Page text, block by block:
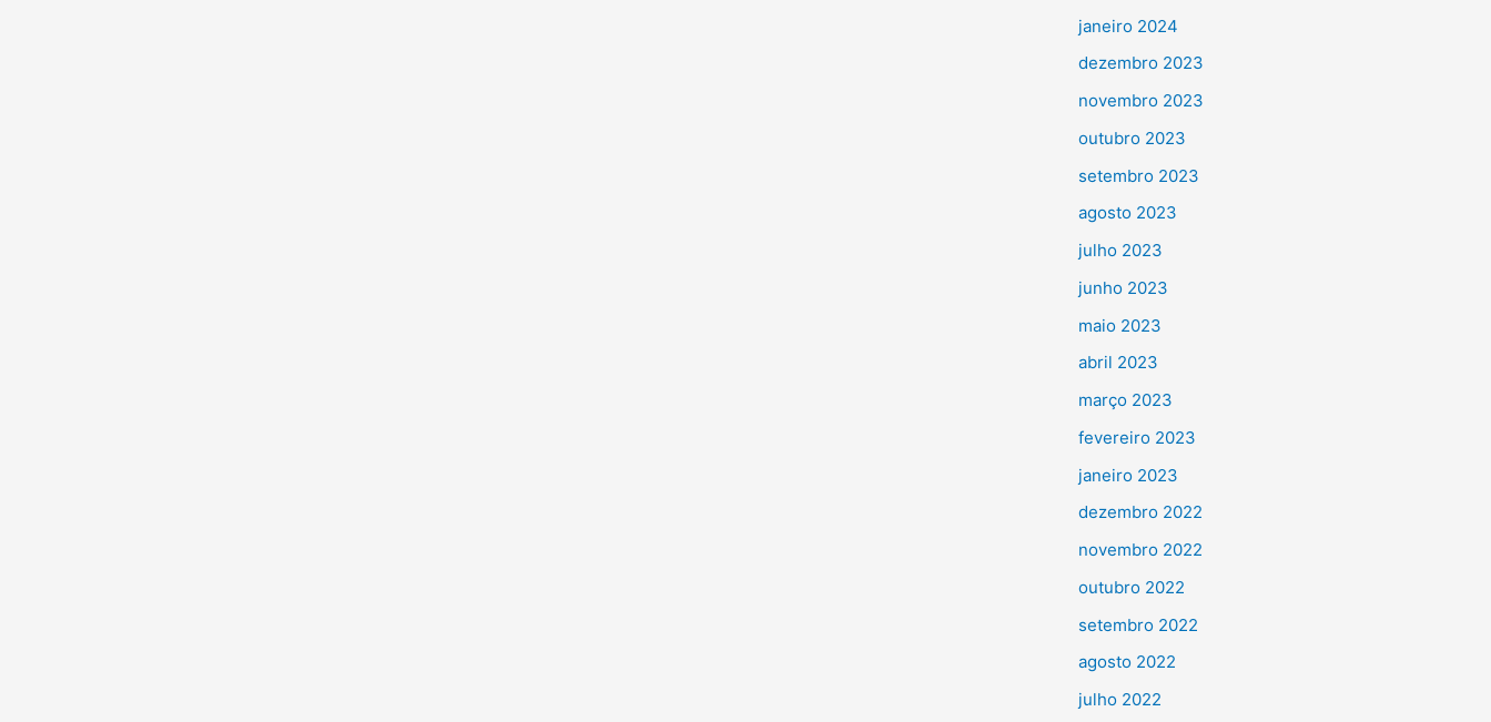
janeiro 2024
dezembro 2023
novembro 2023
outubro 2023
setembro 2023
agosto 2023
julho 2023
junho 2023
maio 2023
abril 2023
março 2023
fevereiro 2023
janeiro 2023
dezembro 2022
novembro 2022
outubro 2022
setembro 2022
agosto 2022
julho 2022